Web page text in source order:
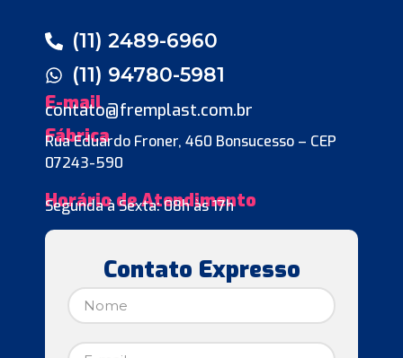
(11) 2489-6960
(11) 94780-5981
E-mail
contato@fremplast.com.br
Fábrica
Rua Eduardo Froner, 460 Bonsucesso – CEP
07243-590
Horário de Atendimento
Segunda à Sexta: 08h às 17h
Contato Expresso